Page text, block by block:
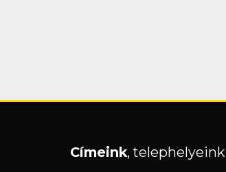
Címeink, telephelyeink